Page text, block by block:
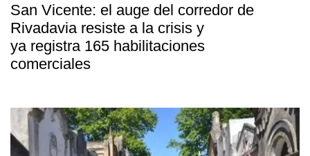
San Vicente: el auge del corredor de
Rivadavia resiste a la crisis y
ya registra 165 habilitaciones
comerciales